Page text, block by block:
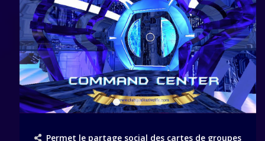
Permet le partage social des cartes de groupes